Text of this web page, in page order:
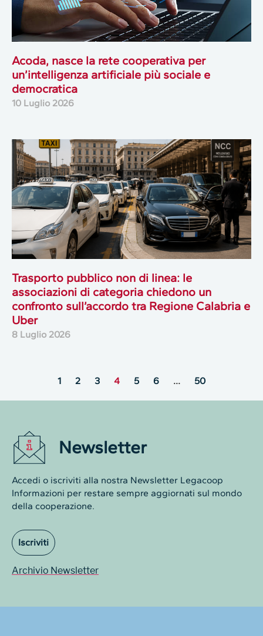
Acoda, nasce la rete cooperativa per
un’intelligenza artificiale più sociale e
democratica
10 Luglio 2026
Trasporto pubblico non di linea: le
associazioni di categoria chiedono un
confronto sull’accordo tra Regione Calabria e
Uber
8 Luglio 2026
1 2 3 4 5 6 … 50
Newsletter
Accedi o iscriviti alla nostra Newsletter Legacoop
Informazioni per restare sempre aggiornati sul mondo
della cooperazione.
Iscriviti
Archivio Newsletter